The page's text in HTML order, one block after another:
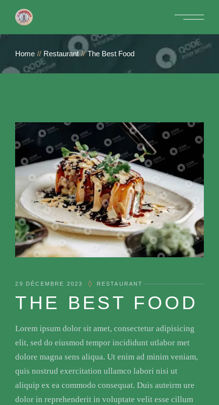
Home Restaurant The Best Food
29 DÉCEMBRE 2023 RESTAURANT
THE BEST FOOD
Lorem ipsum dolor sit amet, consectetur adipisicing
elit, sed do eiusmod tempor incididunt utlabor met
dolore magna sens aliqua. Ut enim ad minim veniam,
quis nostrud exercitation ullamco labori nisi ut
aliquip ex ea commodo consequat. Duis auteirm ure
dolor in reprehenderit in voluptate velit esse cillum